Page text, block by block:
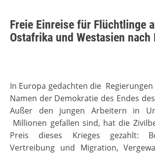
Freie Einreise für Flüchtlinge
Ostafrika und Westasien nach
In Europa gedachten die
Namen der Demokratie des Endes
Außer den jungen Arbeitern in
Millionen gefallen sind, hat die
Preis dieses Krieges gezahlt:
Vertreibung und Migration,